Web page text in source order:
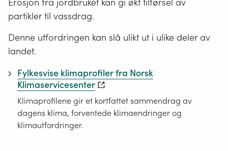
Erosjon fra jordbruket kan gi økt tilførsel av
partikler til vassdrag.
Denne utfordringen kan slå ulikt ut i ulike deler av
landet.
Fylkesvise klimaprofiler fra Norsk
Klimaservicesenter
Klimaprofilene gir et kortfattet sammendrag av
dagens klima, forventede klimaendringer og
klimautfordringer.